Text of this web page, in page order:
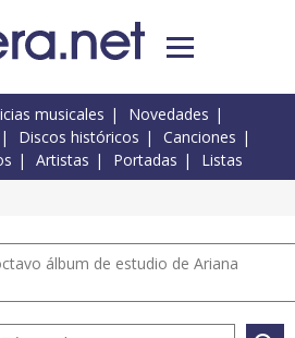
musicales
Novedades
Discos históricos
Canciones
Artistas Portadas Listas
álbum de estudio de Ariana